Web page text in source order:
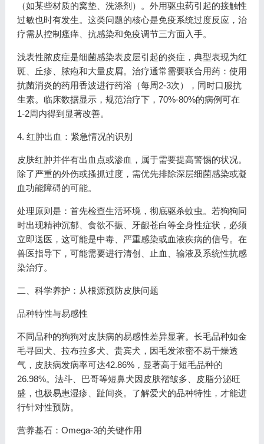
（如某些材质的窝垫、洗涤剂）。外用驱虫药引起的接触性
过敏也时有发生。这类问题的核心是免疫系统过度反应，治
疗需从控制瘙痒、抗感染和免疫调节三方面入手。
浅表性脓皮症是细菌感染表皮层引起的炎症，典型表现为红
斑、丘疹、脓疱和大量皮屑。治疗通常需要联合用药：使用
抗菌消炎的药用香波进行药浴（每周2-3次），同时口服抗
生素。临床数据显示，规范治疗下，70%-80%的病例可在
1-2周内得到显著改善。
4. 红肿出血：紧急情况的识别
皮肤红肿并伴有出血点或渗血，属于需要提高警惕的状况。
除了严重的外伤或搔抓过度，需优先排除深层细菌感染或凝
血功能障碍的可能。
处理原则是：首先检查生活环境，彻底驱杀蚊虫。若狗狗同
时出现精神沉郁、食欲不振、牙龈苍白等全身性症状，必须
立即送医，这可能是中毒、严重感染或血液疾病的信号。在
兽医指导下，可能需要进行清创、止血、输液及系统性抗感
染治疗。
二、科学养护：从根源预防皮肤问题
品种特性与易感性
不同品种的狗狗对皮肤病的易感性差异显著。长毛品种如金
毛寻回犬、拉布拉多犬、贵宾犬，因毛发浓密不易干燥透
气，皮肤病发病率可达42.86%，显著高于短毛品种的
26.98%。法斗、巴哥等短鼻犬因皮肤褶皱多、皮脂分泌旺
盛，也极易患湿疹、趾间炎。了解爱犬的品种特性，才能进
行针对性预防。
营养基石：Omega-3的关键作用